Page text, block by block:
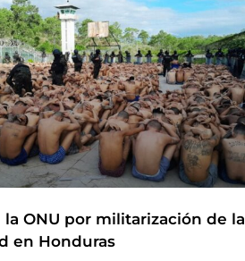
ONU por militarización de la
en Honduras